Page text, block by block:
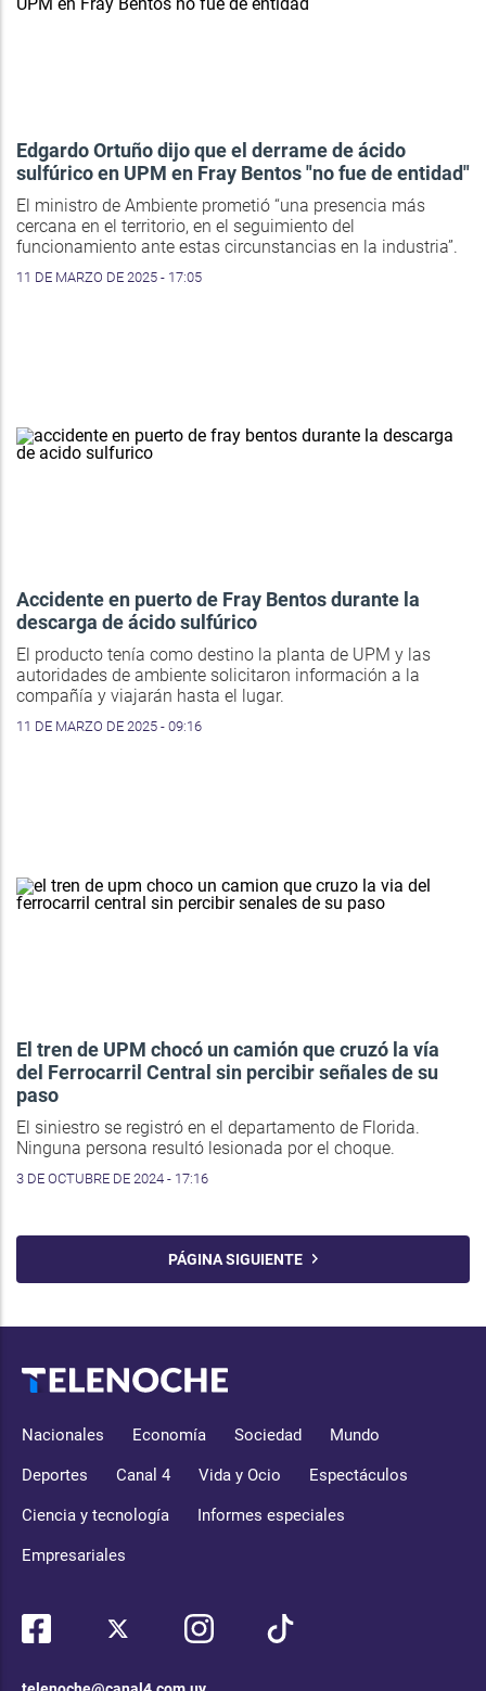
Edgardo Ortuño dijo que el derrame de ácido
sulfúrico en UPM en Fray Bentos "no fue de entidad"
El ministro de Ambiente prometió “una presencia más
cercana en el territorio, en el seguimiento del
funcionamiento ante estas circunstancias en la industria”.
11 DE MARZO DE 2025 - 17:05
Accidente en puerto de Fray Bentos durante la
descarga de ácido sulfúrico
El producto tenía como destino la planta de UPM y las
autoridades de ambiente solicitaron información a la
compañía y viajarán hasta el lugar.
11 DE MARZO DE 2025 - 09:16
El tren de UPM chocó un camión que cruzó la vía
del Ferrocarril Central sin percibir señales de su
paso
El siniestro se registró en el departamento de Florida.
Ninguna persona resultó lesionada por el choque.
3 DE OCTUBRE DE 2024 - 17:16
PÁGINA SIGUIENTE
Nacionales Economía Sociedad Mundo
Deportes Canal 4 Vida y Ocio Espectáculos
Ciencia y tecnología Informes especiales
Empresariales